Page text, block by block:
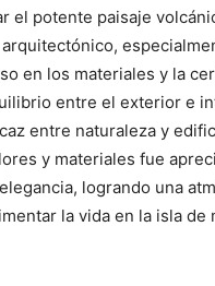
el potente paisaje
en los materiales y la
entre el exterior e
entre naturaleza y
y materiales fue
logrando una
la vida en la isla de